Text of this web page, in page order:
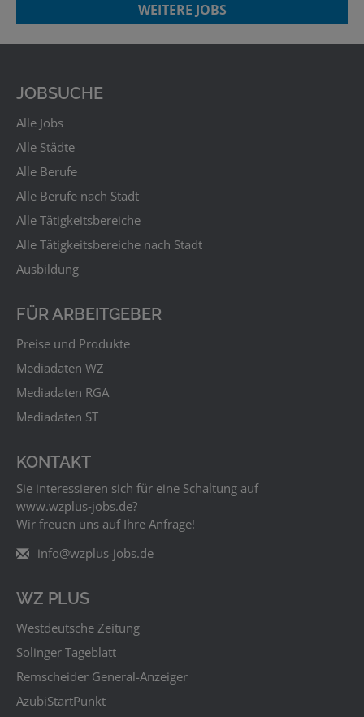
WEITERE JOBS
JOBSUCHE
Alle Jobs
Alle Städte
Alle Berufe
Alle Berufe nach Stadt
Alle Tätigkeitsbereiche
Alle Tätigkeitsbereiche nach Stadt
Ausbildung
FÜR ARBEITGEBER
Preise und Produkte
Mediadaten WZ
Mediadaten RGA
Mediadaten ST
KONTAKT
Sie interessieren sich für eine Schaltung auf
www.wzplus‑jobs.de?
Wir freuen uns auf Ihre Anfrage!
info@wzplus-jobs.de
WZ PLUS
Westdeutsche Zeitung
Solinger Tageblatt
Remscheider General-Anzeiger
AzubiStartPunkt